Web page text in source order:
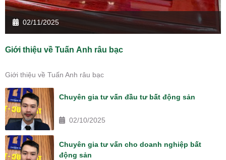
02/11/2025
Giới thiệu về Tuấn Anh râu bạc
Giới thiệu về Tuấn Anh râu bạc
Chuyên gia tư vấn đầu tư bất động sản
02/10/2025
Chuyên gia tư vấn cho doanh nghiệp bất
động sản